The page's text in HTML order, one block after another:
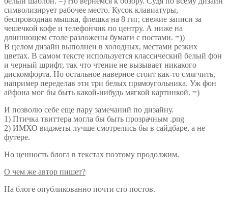
символизирует рабочее место. Кусок клавиатуры,
беспроводная мышка, флешка на 8 гиг, свежие записи за
чешечкой кофе и телефончик по центру. А ниже на
длиннющем столе разложены бумаги с постами. =))
В целом дизайн выполнен в холодных, местами резких
цветах. В самом тексте используется классический белый фон
и черный шрифт, так что чтение не вызывает никакого
дискомфорта. Но остальное наверное стоит как-то смягчить,
например переделав эти три белых прямоугольника. Уж фон
айфона мог бы быть какой-нибудь мягкой картинкой. =)
И позволю себе еще пару замечаний по дизайну.
1) Птичка твиттера могла бы быть прозрачным .png
2) ИМХО виджеты лучше смотрелись бы в сайдбаре, а не
футере.
Но ценность блога в текстах поэтому продолжим.
О чем же автор пишет?
На блоге опубликованно почти сто постов.